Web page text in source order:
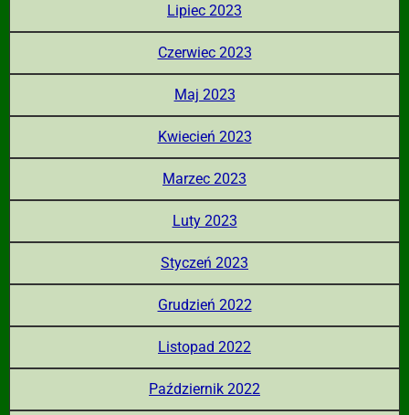
Lipiec 2023
Czerwiec 2023
Maj 2023
Kwiecień 2023
Marzec 2023
Luty 2023
Styczeń 2023
Grudzień 2022
Listopad 2022
Październik 2022